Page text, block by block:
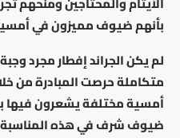
بأنهم ضيوف مميزون في
لم يكن الجراند إفطار مجرد
متكاملة حرصت المبادرة من
أمسية مختلفة يشعرون فيها
ضيوف شرف في هذه المناسبة